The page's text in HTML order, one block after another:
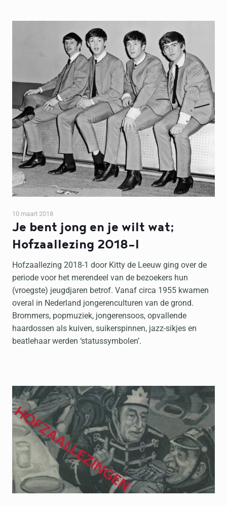
Je bent jong en je wilt wat;
Hofzaallezing 2018-I
10 maart 2018
Hofzaallezing 2018-1 door Kitty de Leeuw ging over de
periode voor het merendeel van de bezoekers hun
(vroegste) jeugdjaren betrof. Vanaf circa 1955 kwamen
overal in Nederland jongerenculturen van de grond.
Brommers, popmuziek, jongerensoos, opvallende
haardossen als kuiven, suikerspinnen, jazz-sikjes en
beatlehaar werden ‘statussymbolen’.